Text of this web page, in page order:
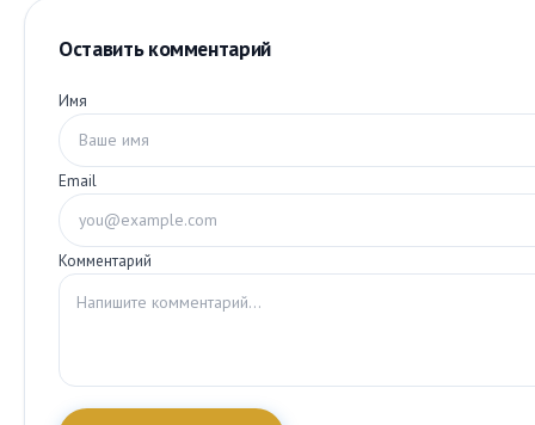
Оставить комментарий
Имя
Email
Комментарий